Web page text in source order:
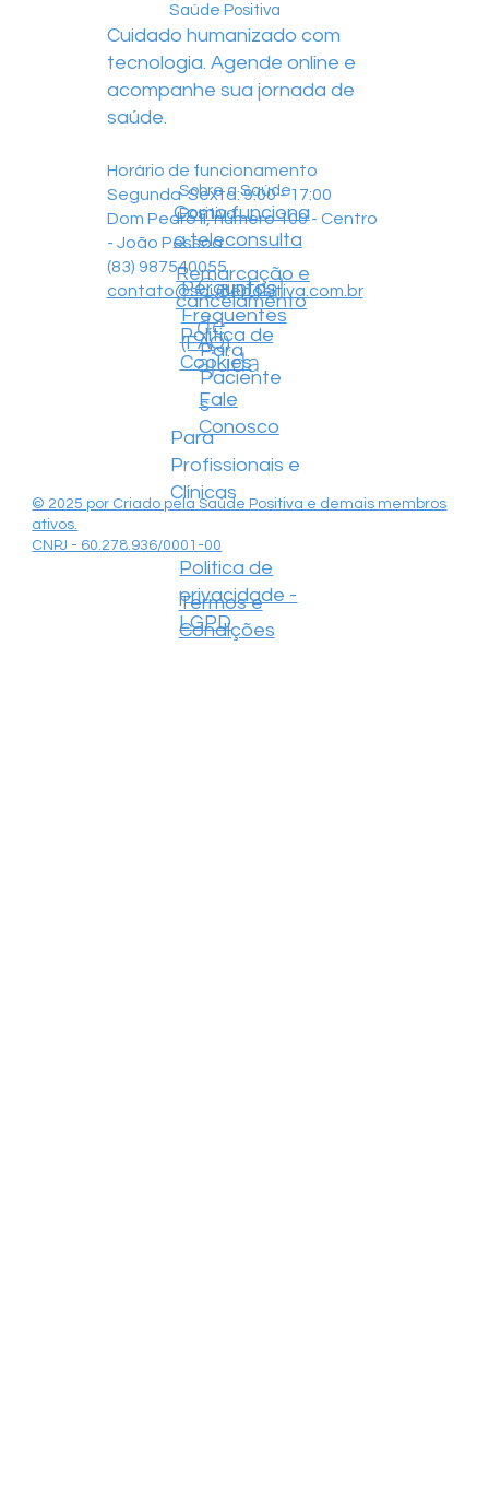
Cuidado humanizado com
tecnologia. Agende online e
acompanhe sua jornada de
saúde.
Horário de funcionamento
Segunda-Sexta: 9:00 - 17:00
Dom Pedro II, número 100 - Centro
- João Pessoa
(83) 987540055
contato@saudepositiva.com.br
© 2025 por Criado pela Saúde Positiva e demais membros
ativos.
CNPJ - 60.278.936/0001-00
Sobre a Saúde
Positiva
Central
de
ajuda
Para
Paciente
s
Para
Profissionais e
Clínicas
Perguntas
Frequentes
(FAQ)
Como funciona
a teleconsulta
Remarcação e
cancelamento
Política de
Cookies
Termos e
Condições
Politica de
privacidade -
LGPD
Fale
Conosco
Saúde Positiva